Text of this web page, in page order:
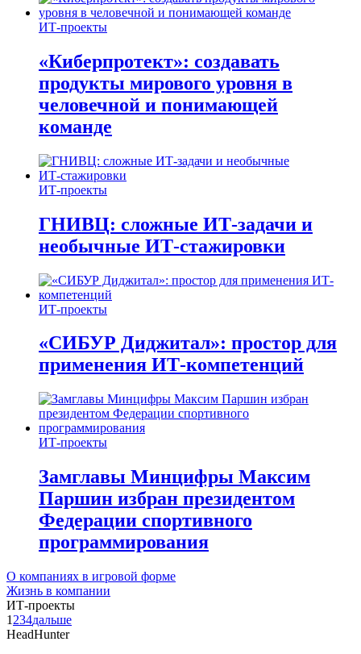
ИТ-проекты
«Киберпротект»: создавать
продукты мирового уровня в
человечной и понимающей
команде
ИТ-проекты
ГНИВЦ: сложные ИТ‑задачи и
необычные ИТ‑стажировки
ИТ-проекты
«СИБУР Диджитал»: простор для
применения ИТ-компетенций
ИТ-проекты
Замглавы Минцифры Максим
Паршин избран президентом
Федерации спортивного
программирования
О компаниях в игровой форме
Жизнь в компании
ИТ-проекты
1 234дальше
HeadHunter